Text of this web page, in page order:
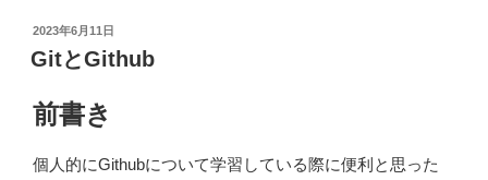
投
稿
日:
2023年6月11日
GitとGithub
前書き
個人的にGithubについて学習している際に便利と思った